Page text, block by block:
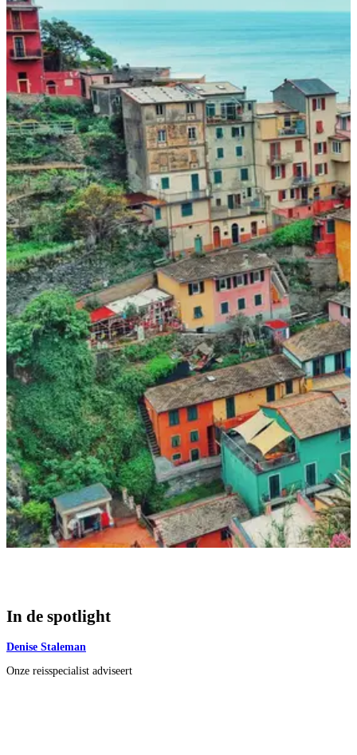
In de spotlight
Denise Staleman
Onze reisspecialist adviseert